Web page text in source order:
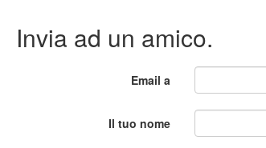
Invia ad un amico.
Email a
Il tuo nome